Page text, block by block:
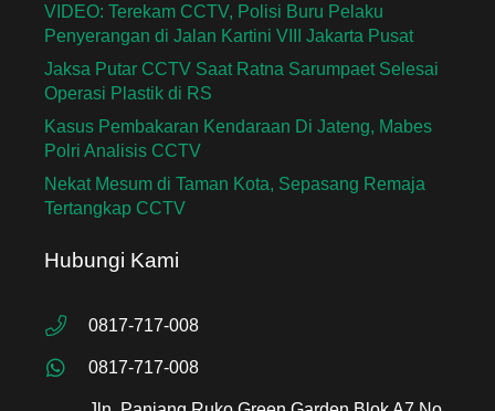
VIDEO: Terekam CCTV, Polisi Buru Pelaku
Penyerangan di Jalan Kartini VIII Jakarta Pusat
Jaksa Putar CCTV Saat Ratna Sarumpaet Selesai
Operasi Plastik di RS
Kasus Pembakaran Kendaraan Di Jateng, Mabes
Polri Analisis CCTV
Nekat Mesum di Taman Kota, Sepasang Remaja
Tertangkap CCTV
Hubungi Kami
0817-717-008
0817-717-008